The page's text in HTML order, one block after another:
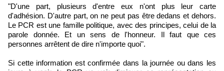
"D'une part, plusieurs d'entre eux n'ont plus leur carte
d'adhésion. D'autre part, on ne peut pas être dedans et dehors.
Le PCR est une famille politique, avec des principes, celui de la
parole donnée. Et un sens de l'honneur. Il faut que ces
personnes arrêtent de dire n'importe quoi".
Si cette information est confirmée dans la journée ou dans les